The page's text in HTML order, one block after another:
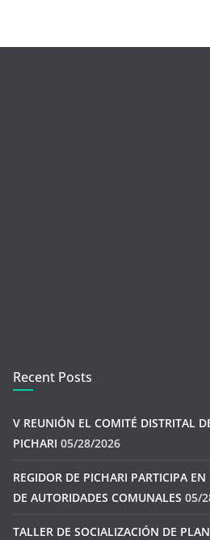
Recent Posts
V REUNIÓN EL COMITÉ DISTRITAL
PICHARI 05/28/2026
REGIDOR DE PICHARI PARTICIPA
DE AUTORIDADES COMUNALES 05/
TALLER DE SOCIALIZACIÓN DE